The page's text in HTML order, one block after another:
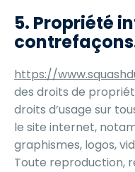
5. Propriété
https://
des droits de
droits d’usage sur
le site internet,
graphismes, logos,
Toute reproduction,